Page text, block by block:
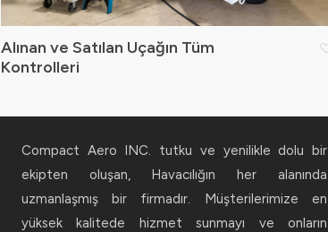
Alınan ve Satılan Uçağın Tüm
Kontrolleri
Compact Aero INC. tutku ve yenilikle dolu bir
ekipten oluşan, Havacılığın her alanında
uzmanlaşmış bir firmadır. Müşterilerimize en
yüksek kalitede hizmet sunmayı ve onların